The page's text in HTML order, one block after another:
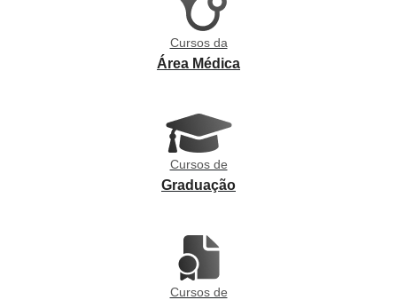
Cursos da
Área Médica
Cursos de
Graduação
Cursos de